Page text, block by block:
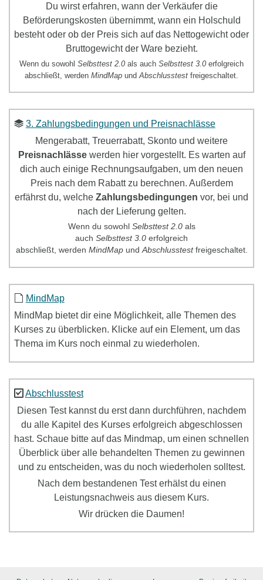
Du wirst erfahren, wann der Verkäufer die
Beförderungskosten übernimmt, wann ein Holschuld
besteht oder ob der Preis sich auf das Nettogewicht oder
Bruttogewicht der Ware bezieht.
Wenn du sowohl Selbsttest 2.0 als auch Selbsttest 3.0 erfolgreich
abschließt, werden MindMap und Abschlusstest freigeschaltet.
3. Zahlungsbedingungen und Preisnachlässe
Mengerabatt, Treuerrabatt, Skonto und weitere
Preisnachlässewerden hier vorgestellt. Es warten auf
dich auch einige Rechnungsaufgaben, um den neuen
Preis nach dem Rabatt zu berechnen. Außerdem
erfährst du, welche Zahlungsbedingungen vor, bei und
nach der Lieferung gelten.
Wenn du sowohl Selbsttest2.0 als
auch Selbsttest3.0 erfolgreich
abschließt, werden MindMap und Abschlusstest freigeschaltet.
MindMap
MindMap bietet dir eine Möglichkeit, alle Themen des
Kurses zu überblicken. Klicke auf ein Element, um das
Thema im Kurs noch einmal zu wiederholen.
Abschlusstest
Diesen Test kannst du erst dann durchführen, nachdem
du alle Kapitel des Kurses erfolgreich abgeschlossen
hast. Schaue bitte auf das Mindmap, um einen schnellen
Überblick über alle behandelten Themen zu gewinnen
und zu entscheiden, was du noch wiederholen solltest.
Nach dem bestandenen Test erhälst du einen
Leistungsnachweis aus diesem Kurs.
Wir drücken die Daumen!